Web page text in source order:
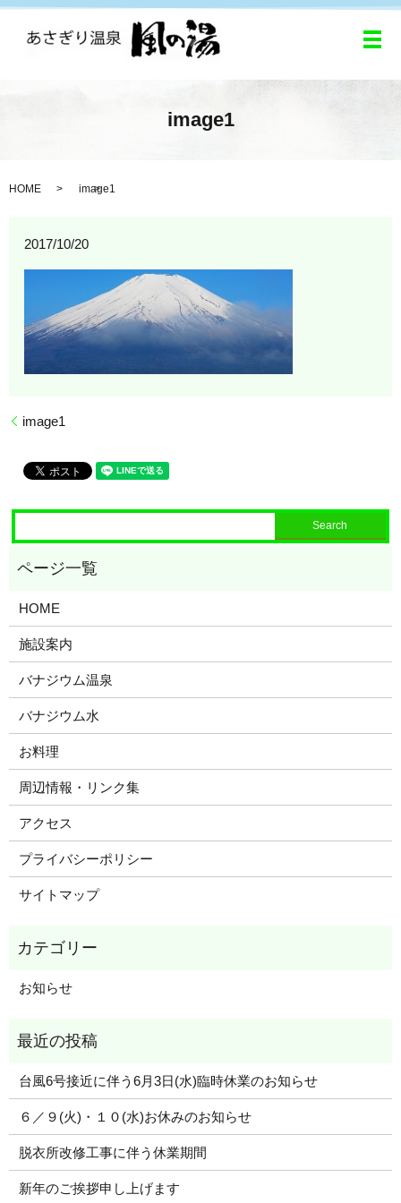
メ
image1
HOME image1
2017/10/20
image1
HOME
施設案内
バナジウム温泉
バナジウム水
お料理
周辺情報・リンク集
アクセス
プライバシーポリシー
サイトマップ
お知らせ
台風6号接近に伴う6月3日(水)臨時休業のお知らせ
６／９(火)・１０(水)お休みのお知らせ
脱衣所改修工事に伴う休業期間
新年のご挨拶申し上げます